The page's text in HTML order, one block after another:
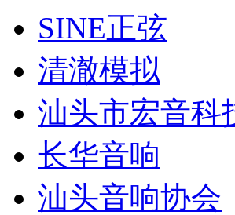
SINE正弦
清澈模拟
汕头市宏音科
长华音响
汕头音响协会